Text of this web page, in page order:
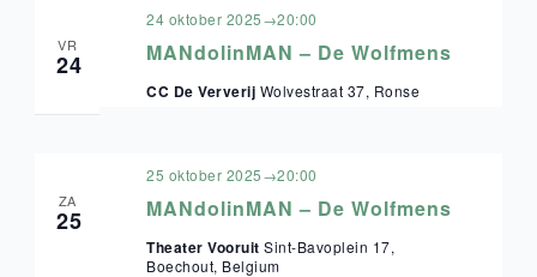
VR
24 MANdolinMAN – De Wolfmens
24 oktober 2025→20:00
CC De Ververij Wolvestraat 37, Ronse
ZA
25 MANdolinMAN – De Wolfmens
25 oktober 2025→20:00
Theater VooruitSint-Bavoplein 17,
Boechout, Belgium